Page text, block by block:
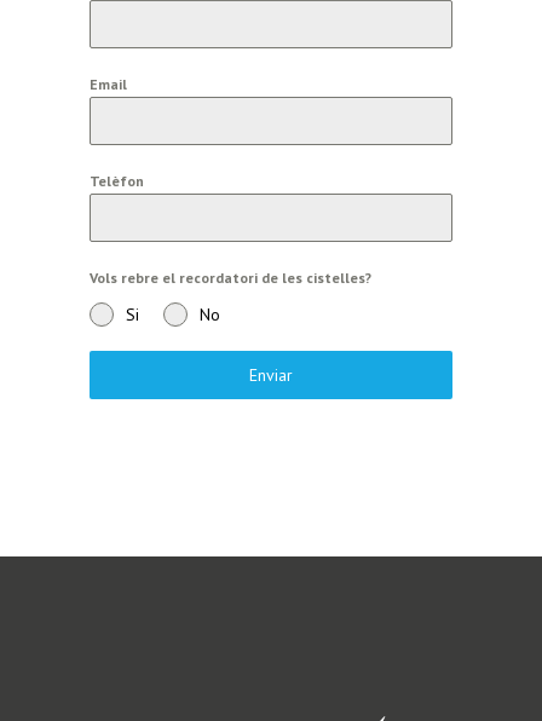
Email
Telèfon
Vols rebre el recordatori de les cistelles?
Si No
Enviar